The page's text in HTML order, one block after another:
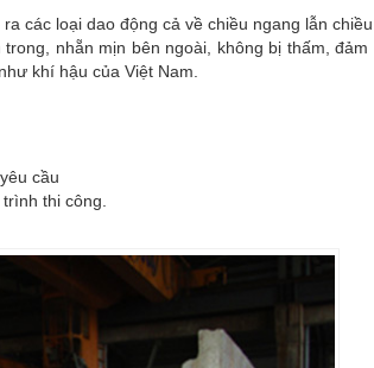
các loại dao động cả về chiều ngang lẫn
nhẵn mịn bên ngoài, không bị thấm,
khí hậu của Việt Nam.
cầu
thi công.